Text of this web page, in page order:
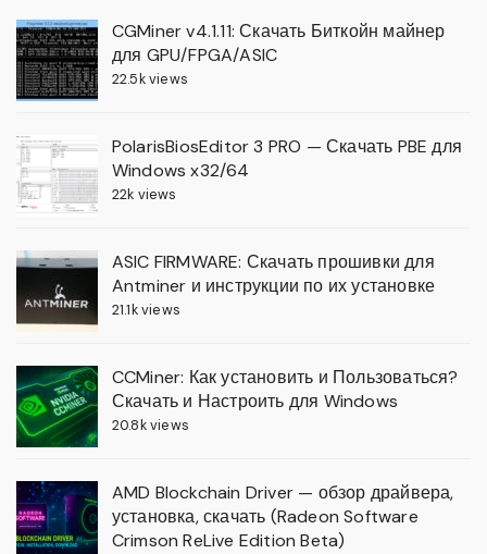
CGMiner v4.1.11: Скачать Биткойн майнер
для GPU/FPGA/ASIC
22.5k views
PolarisBiosEditor 3 PRO — Скачать PBE для
Windows x32/64
22k views
ASIC FIRMWARE: Скачать прошивки для
Antminer и инструкции по их установке
21.1k views
CCMiner: Как установить и Пользоваться?
Скачать и Настроить для Windows
20.8k views
AMD Blockchain Driver — обзор драйвера,
установка, скачать (Radeon Software
Crimson ReLive Edition Beta)